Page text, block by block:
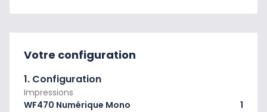
Votre configuration
1. Configuration
Impressions
WF470 Numérique Mono
1